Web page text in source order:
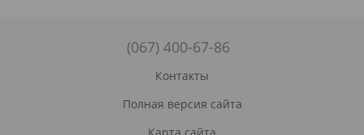
(067) 400-67-86
Контакты
Полная версия сайта